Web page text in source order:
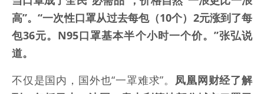
高”。“一次性口罩从过去每包（10个）2元涨到了每
包36元。N95口罩基本半个小时一个价。”张弘说
道。
不仅是国内，国外也“一罩难求”。 凤凰网财经了解